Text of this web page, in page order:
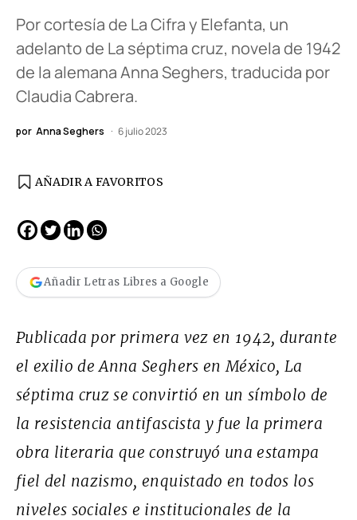
Por cortesía de La Cifra y Elefanta, un
adelanto de La séptima cruz, novela de 1942
de la alemana Anna Seghers, traducida por
Claudia Cabrera.
por Anna Seghers 6 julio 2023
AÑADIR A FAVORITOS
Añadir Letras Libres a Google
Publicada por primera vez en 1942, durante
el exilio de Anna Seghers en México, La
séptima cruz se convirtió en un símbolo de
la resistencia antifascista y fue la primera
obra literaria que construyó una estampa
fiel del nazismo, enquistado en todos los
niveles sociales e institucionales de la